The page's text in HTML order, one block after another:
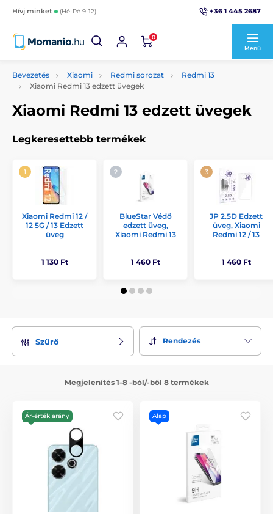
Hívj minket (Hé-Pé 9-12) +36 1 445 2687
0
Menü
Bevezetés Xiaomi Redmi sorozat
Redmi 13
Xiaomi Redmi 13 edzett üvegek
Xiaomi Redmi 13 edzett üvegek
Legkeresettebb termékek
Xiaomi Redmi 12 /
12 5G / 13 Edzett
üveg
1 130 Ft
BlueStar Védő
edzett üveg,
Xiaomi Redmi 13
1 460 Ft
JP 2.5D Edzett
üveg, Xiaomi
Redmi 12 / 13
1 460 Ft
Szűrő Rendezés
Megjelenítés 1-8 -ból/-ből 8 termékek
Ár-érték arány Alap